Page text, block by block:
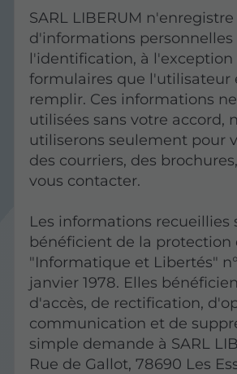
SARL LIBERUM n'enregistre
d'informations
l'identification, à l'exception
formulaires que l'utilisateur
remplir. Ces informations
utilisées sans votre accord,
utiliserons seulement pour
des courriers, des
vous contacter.
Les informations recueillies
bénéficient de la protection
"Informatique et Libertés"
janvier 1978. Elles
d'accès, de rectification,
communication et de
simple demande à SARL
Rue de Gallot, 78690 Les